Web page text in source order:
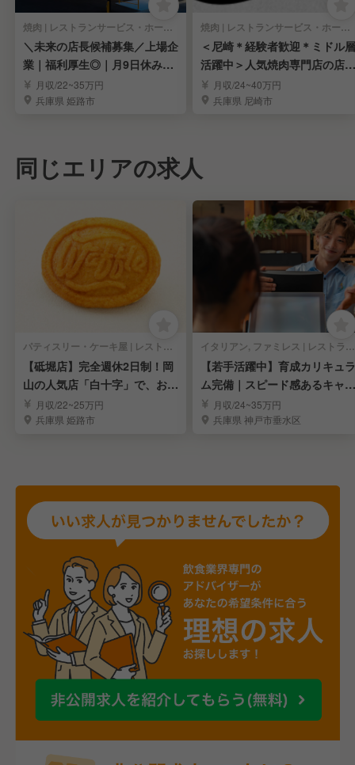
焼肉 | レストランサービス・ホールスタッフ
＼未来の店長候補募集／上場企
業｜福利厚生◎｜月9日休み｜
７連休制度あります
月収/22~35万円
兵庫県 姫路市
焼肉 | レストランサービス・ホールスタッフ
＜尼崎＊経験者歓迎＊ミドル層
活躍中＞人気焼肉専門店の店舗
スタッフを募集！
月収/24~40万円
兵庫県 尼崎市
同じエリアの求人
パティスリー・ケーキ屋 | レストランサービス・ホールスタッフ
【砥堀店】完全週休2日制！岡
山の人気店「白十字」で、お菓
子と笑顔を届ける
月収/22~25万円
兵庫県 姫路市
イタリアン, ファミレス | レストランサービス・ホールスタッフ
【若手活躍中】育成カリキュラ
ム完備｜スピード感あるキャリ
アアップを実現
月収/24~35万円
兵庫県 神戸市垂水区